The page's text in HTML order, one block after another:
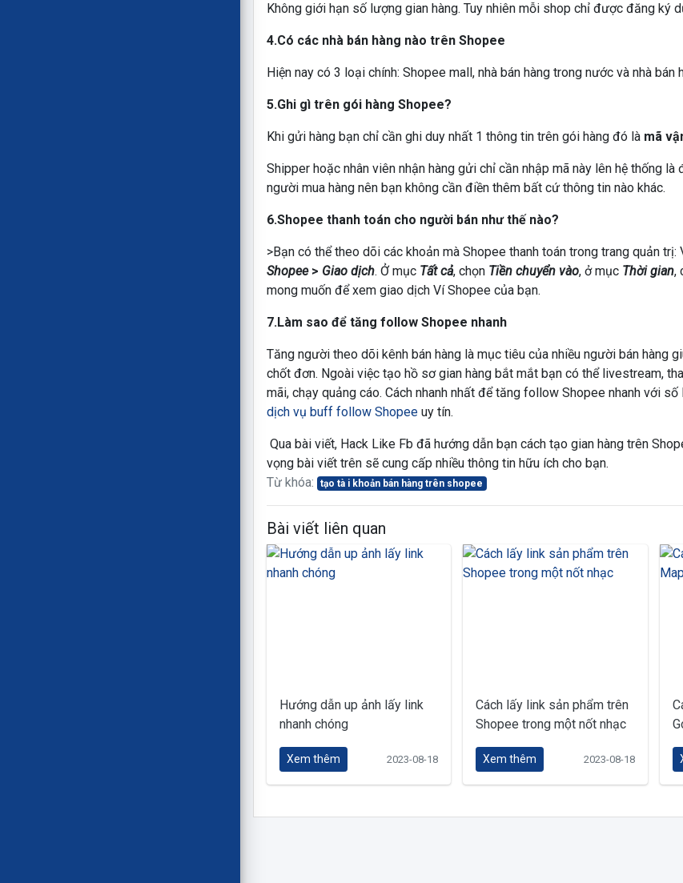
Không giới hạn số lượng gian hàng. Tuy nhiên mỗi shop chỉ được đăng ký
4.Có các nhà bán hàng nào trên Shopee
Hiện nay có 3 loại chính: Shopee mall, nhà bán hàng trong nước và nhà bán
5.Ghi gì trên gói hàng Shopee?
Khi gửi hàng bạn chỉ cần ghi duy nhất 1 thông tin trên gói hàng đó là mã
Shipper hoặc nhân viên nhận hàng gửi chỉ cần nhập mã này lên hệ thống
người mua hàng nên bạn không cần điền thêm bất cứ thông tin nào khác.
6.Shopee thanh toán cho người bán như thế nào?
>Bạn có thể theo dõi các khoản mà Shopee thanh toán trong trang quản trị:
Shopee> Giao dịch. Ở mục Tất cả, chọn Tiền chuyển vào, ở mục Thời gian,
mong muốn để xem giao dịch Ví Shopee của bạn.
7.Làm sao để tăng follow Shopee nhanh
Tăng người theo dõi kênh bán hàng là mục tiêu của nhiều người bán hàng
chốt đơn. Ngoài việc tạo hồ sơ gian hàng bắt mắt bạn có thể livestream,
mãi, chạy quảng cáo. Cách nhanh nhất để tăng follow Shopee nhanh với
dịch vụ buff follow Shopeeuy tín.
Qua bài viết, Hack Like Fb đã hướng dẫn bạn cách tạo gian hàng trên
vọng bài viết trên sẽ cung cấp nhiều thông tin hữu ích cho bạn.
Từ khóa:
tạo tà i khoản bán hàng trên shopee
Bài viết liên quan
Hướng dẫn up ảnh lấy link
nhanh chóng
Xem thêm 2023-08-18
Cách lấy link sản phẩm trên
Shopee trong một nốt nhạc
Xem thêm 2023-08-18